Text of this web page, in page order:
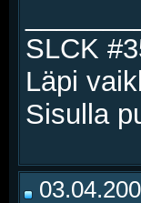
SLCK
Läpi
Sisulla